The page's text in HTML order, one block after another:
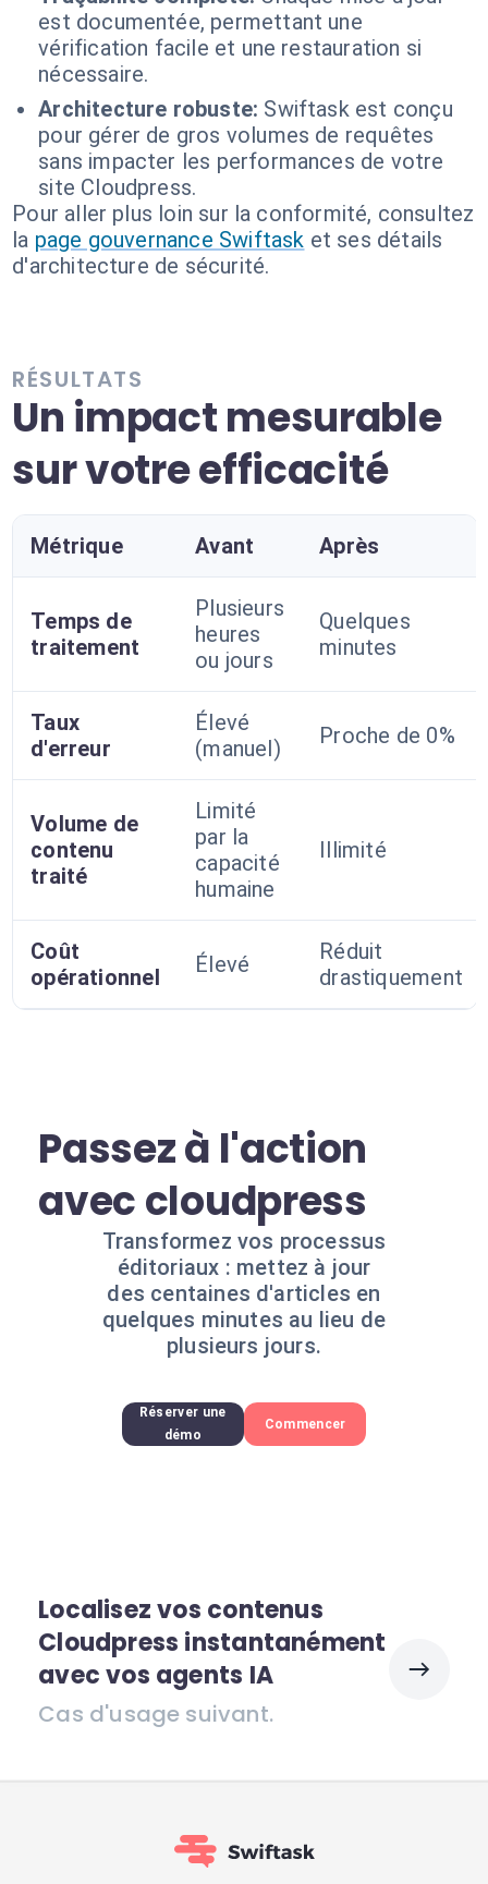
est documentée, permettant une
vérification facile et une restauration si
nécessaire.
Architecture robuste: Swiftask est conçu
pour gérer de gros volumes de requêtes
sans impacter les performances de votre
site Cloudpress.
Pour aller plus loin sur la conformité, consultez
la page gouvernance Swiftask et ses détails
d'architecture de sécurité.
RÉSULTATS
Un impact mesurable
sur votre efficacité
Métrique Avant Après
Temps de
traitement
Plusieurs
heures
ou jours
Quelques
minutes
Taux
d'erreur
Élevé
(manuel)
Proche de 0%
Volume de
contenu
traité
Limité
par la
capacité
humaine
Illimité
Coût
opérationnel
Élevé
Réduit
drastiquement
Passez à l'action
avec cloudpress
Transformez vos processus
éditoriaux : mettez à jour
des centaines d'articles en
quelques minutes au lieu de
plusieurs jours.
Réserver une
démo
Commencer
Localisez vos contenus
Cloudpress instantanément
avec vos agents IA
Cas d'usage suivant.